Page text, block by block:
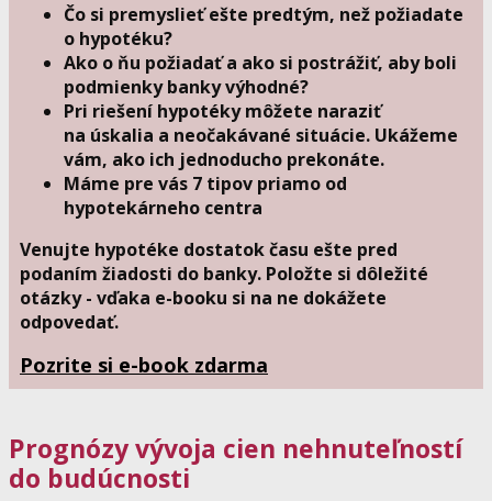
Čo si premyslieť ešte predtým, než požiadate
o hypotéku?
Ako o ňu požiadať a ako si postrážiť, aby boli
podmienky banky výhodné?
Pri riešení hypotéky môžete naraziť
na úskalia a neočakávané situácie. Ukážeme
vám, ako ich jednoducho prekonáte.
Máme pre vás 7 tipov priamo od
hypotekárneho centra
Venujte hypotéke dostatok času ešte pred
podaním žiadosti do banky. Položte si dôležité
otázky - vďaka e-booku si na ne dokážete
odpovedať.
Pozrite si e-book zdarma
Prognózy vývoja cien nehnuteľností
do budúcnosti